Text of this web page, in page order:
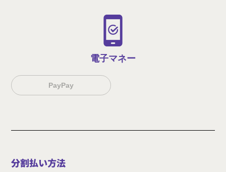
電子マネー
PayPay
分割払い方法